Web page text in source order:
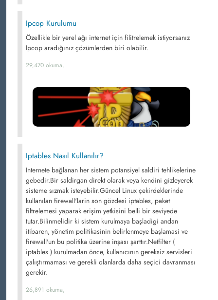
Ipcop Kurulumu
Özellikle bir yerel ağı internet için filitrelemek istiyorsanız
Ipcop aradığınız çözümlerden biri olabilir.
29,470 okuma,
Iptables Nasıl Kullanılır?
Internete bağlanan her sistem potansiyel saldiri tehlikelerine
gebedir.Bir saldirgan direkt olarak veya kendini gizleyerek
sisteme sızmak isteyebilir.Güncel Linux çekirdeklerinde
kullanılan firewall'larin son gözdesi iptables, paket
filtrelemesi yaparak erişim yetkisini belli bir seviyede
tutar.Bilinmelidir ki sistem kurulmaya başladigi andan
itibaren, yönetim politikasinin belirlenmeye başlamasi ve
firewall'un bu politika üzerine inşası şarttır.Netfilter (
iptables ) kurulmadan önce, kullanıcının gereksiz servisleri
çalıştırmaması ve gerekli olanlarda daha seçici davranması
gerekir.
26,891 okuma,